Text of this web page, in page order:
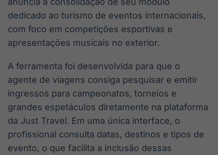
Radar
Monitoramento
inteligente de
notícias e
conteúdos
A melhor
analisar fundos
IA
Em breve
BroadFast
Em breve
Gestão de
Investimentos
Tokenização
de ativos
dedicado ao turismo de eventos internacionais,
com foco em competições esportivas e
apresentações musicais no exterior.
A ferramenta foi desenvolvida para que o
agente de viagens consiga pesquisar e emitir
ingressos para campeonatos, torneios e
grandes espetáculos diretamente na plataforma
da Just Travel. Em uma única interface, o
profissional consulta datas, destinos e tipos de
evento, o que facilita a inclusão dessas